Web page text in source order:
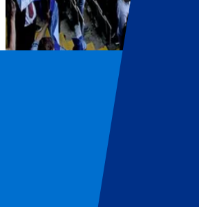
Club Brugge vs STVV